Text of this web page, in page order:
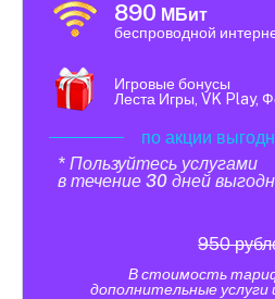
890 МБит
беспроводной
Игровые бонусы
Леста Игры, VK Play,
по акции
* Пользуйтесь услугами
в течение 30 дней
950
В стоимость
дополнительные услуги